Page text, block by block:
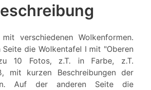
verschiedenen Wolkenformen.
Seite die Wolkentafel I mit "Oberen
10 Fotos, z.T. in Farbe, z.T.
mit kurzen Beschreibungen der
Auf der anderen Seite die